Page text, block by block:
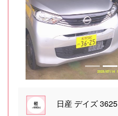
Previous
日産 デイズ 3625